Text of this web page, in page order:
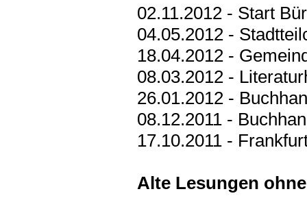
02.11.2012 - Start
04.05.2012 -
18.04.2012 -
08.03.2012 -
26.01.2012 -
08.12.2011 -
17.10.2011 -
Alte Lesungen